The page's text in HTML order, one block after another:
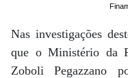
Nas investigações
que o Ministério da
Zoboli Pegazzano